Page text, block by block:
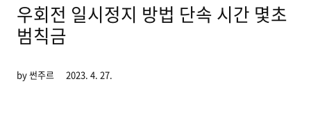
우회전 일시정지 방법 단속 시간 몇초
범칙금
by 썬주르 2023. 4. 27.